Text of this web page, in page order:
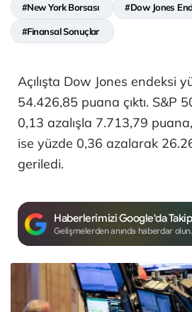
#New York Borsası #Dow Jones
#Finansal Sonuçlar
Açılışta Dow Jones endeksi
54.426,85 puana çıktı. S&P
0,13 azalışla 7.713,79
ise yüzde 0,36 azalarak
geriledi.
Haberlerimizi Google'da
Gelişmelerden anında haberdar olun.